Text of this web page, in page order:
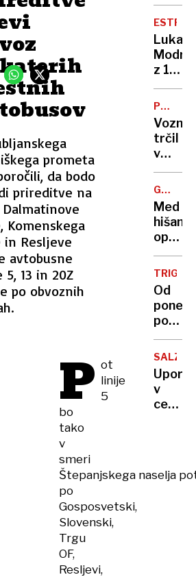
prometa
da bodo
prireditve na
Komenskega
in Resljeve
avtobusne
13 in 20Z
po obvoznih
P ot
linije
5
bo
tako
v
smeri
Štepanjskega naselja
po
Gosposvetski,
Slovenski,
Trgu
OF,
Resljevi,
zakaj
se
v
Luka
Modrić
z 1,4
evrov
v
Voznik
trčil
v
peško,
njegov
avto
je
porinil
v
GRIČ
PRI
RIBNICI
Med
hišami
opazili
risjega
so
ga
ujeli
v
Od
gospe
še
niso
našli,
gorski
Upor
v
cerkvi:
iz